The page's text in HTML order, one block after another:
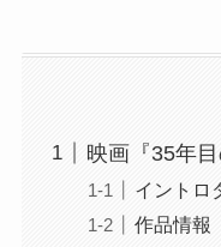
映画『35年
イントロ
作品情報